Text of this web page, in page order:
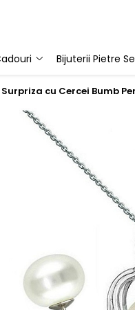
Bijuterii Pietre
cu Cercei Bumb